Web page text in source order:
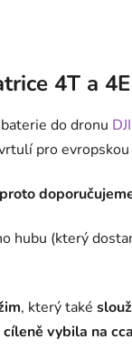
4T a
do dronu
pro
hubu (který
, který také
cíleně vybila na